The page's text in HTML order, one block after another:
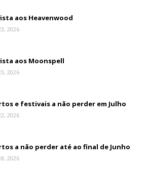
aos Heavenwood
2026
aos Moonspell
2026
e festivais a não perder em Julho
2026
a não perder até ao final de Junho
2026